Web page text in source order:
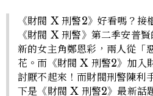
《財閥 X 刑警2》好看嗎？接
《財閥 X 刑警》第二季安普
新的女主角鄭恩彩，兩人從「
花。而《財閥 X 刑警2》加入
討厭不起來！而財閥刑警陳利
下是《財閥 X 刑警2》最新話